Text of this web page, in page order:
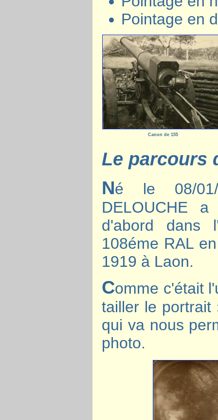
Pointage en
Canon de 155
Le parcours
Né le 08/01/
DELOUCHE
d'abord dans
108éme RAL
1919 à Laon.
Comme c'était
tailler le portrait
qui va nous
photo.